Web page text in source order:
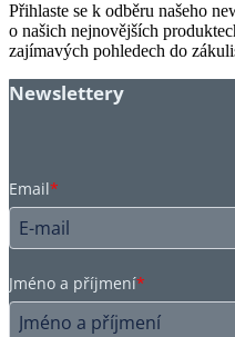
Přihlaste se k odběru našeho
o našich nejnovějších
zajímavých pohledech do
Newslettery
Email*
Jméno a příjmení*